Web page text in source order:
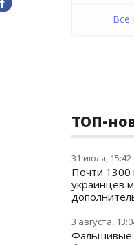
Все
ТОП-
31 июля, 15:42
Почти 1300
украинцев
3 августа,
Фальшивые